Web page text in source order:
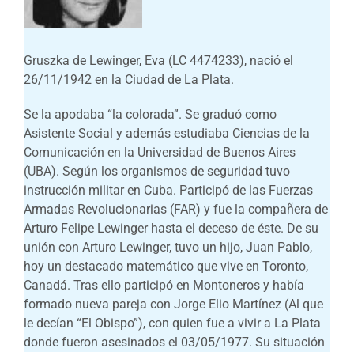
Gruszka de Lewinger, Eva (LC 4474233), nació el
26/11/1942 en la Ciudad de La Plata.
Se la apodaba “la colorada”. Se graduó como
Asistente Social y además estudiaba Ciencias de la
Comunicación en la Universidad de Buenos Aires
(UBA). Según los organismos de seguridad tuvo
instrucción militar en Cuba. Participó de las Fuerzas
Armadas Revolucionarias (FAR) y fue la compañera de
Arturo Felipe Lewinger hasta el deceso de éste. De su
unión con Arturo Lewinger, tuvo un hijo, Juan Pablo,
hoy un destacado matemático que vive en Toronto,
Canadá. Tras ello participó en Montoneros y había
formado nueva pareja con Jorge Elio Martínez (Al que
le decían “El Obispo”), con quien fue a vivir a La Plata
donde fueron asesinados el 03/05/1977. Su situación